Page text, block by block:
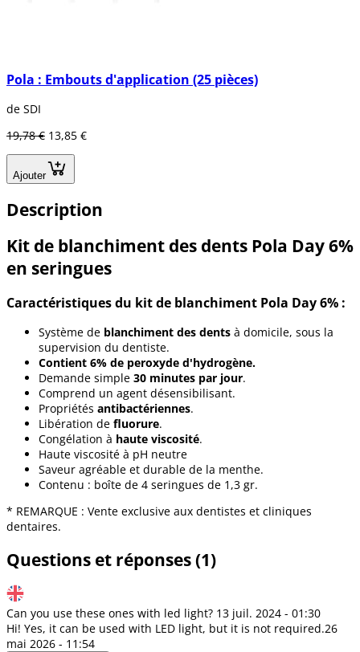
Pola : Embouts d'application (25 pièces)
de SDI
19,78 € 13,85 €
Ajouter
Description
Kit de blanchiment des dents Pola Day 6%
en seringues
Caractéristiques du kit de blanchiment Pola Day 6% :
Système de blanchiment des dents à domicile, sous la
supervision du dentiste.
Contient 6% de peroxyde d'hydrogène.
Demande simple 30 minutes par jour.
Comprend un agent désensibilisant.
Propriétés antibactériennes.
Libération de fluorure.
Congélation à haute viscosité.
Haute viscosité à pH neutre
Saveur agréable et durable de la menthe.
Contenu : boîte de 4 seringues de 1,3 gr.
* REMARQUE : Vente exclusive aux dentistes et cliniques
dentaires.
Questions et réponses (1)
Can you use these ones with led light? 13 juil. 2024 - 01:30
Hi! Yes, it can be used with LED light, but it is not required.26
mai 2026 - 11:54